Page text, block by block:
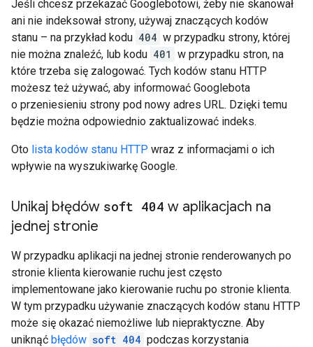
Jeśli chcesz przekazać Googlebotowi, żeby nie skanował
ani nie indeksował strony, używaj znaczących kodów
stanu – na przykład kodu 404 w przypadku strony, której
nie można znaleźć, lub kodu 401 w przypadku stron, na
które trzeba się zalogować. Tych kodów stanu HTTP
możesz też używać, aby informować Googlebota
o przeniesieniu strony pod nowy adres URL. Dzięki temu
będzie można odpowiednio zaktualizować indeks.
Oto lista kodów stanu HTTP wraz z informacjami o ich
wpływie na wyszukiwarkę Google.
Unikaj błędów soft 404 w aplikacjach na
jednej stronie
W przypadku aplikacji na jednej stronie renderowanych po
stronie klienta kierowanie ruchu jest często
implementowane jako kierowanie ruchu po stronie klienta.
W tym przypadku używanie znaczących kodów stanu HTTP
może się okazać niemożliwe lub niepraktyczne. Aby
uniknąć błędów soft 404 podczas korzystania